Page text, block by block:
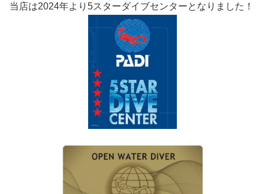
当店は2024年より5スターダイブセンターとなりました！